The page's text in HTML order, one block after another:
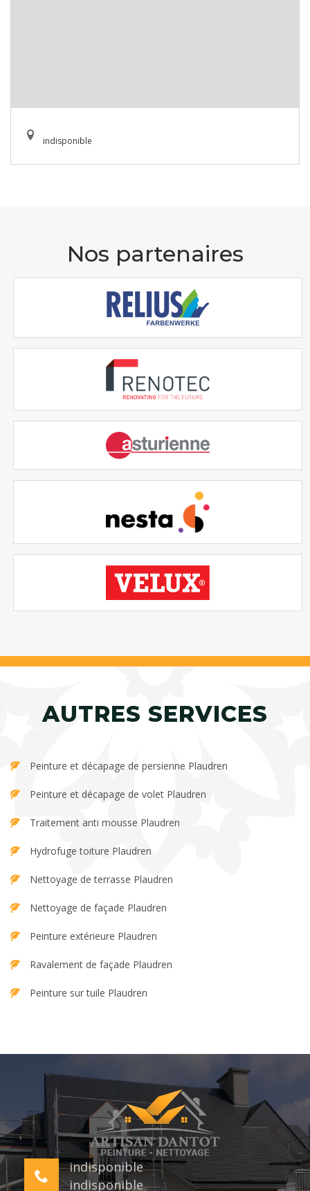
indisponible
Nos partenaires
AUTRES SERVICES
Peinture et décapage de persienne Plaudren
Peinture et décapage de volet Plaudren
Traitement anti mousse Plaudren
Hydrofuge toiture Plaudren
Nettoyage de terrasse Plaudren
Nettoyage de façade Plaudren
Peinture extérieure Plaudren
Ravalement de façade Plaudren
Peinture sur tuile Plaudren
indisponible
indisponible